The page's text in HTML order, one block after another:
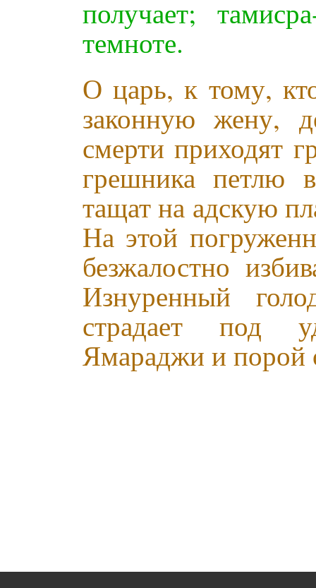
получает;
темноте.
О царь, к тому,
законную жену,
смерти приходят
грешника петлю
тащат на адскую
На этой
безжалостно
Изнуренный
страдает под
Ямараджи и порой